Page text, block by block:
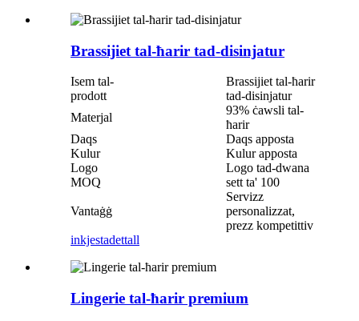
Brassijiet tal-ħarir tad-disinjatur
Isem tal-
prodott
Brassijiet tal-ħarir
tad-disinjatur
Materjal
93% ċawsli tal-
ħarir
Daqs
Daqs apposta
Kulur
Kulur apposta
Logo
Logo tad-dwana
MOQ
sett ta' 100
Vantaġġ
Servizz
personalizzat,
prezz kompetittiv
inkjestadettall
Lingerie tal-ħarir premium